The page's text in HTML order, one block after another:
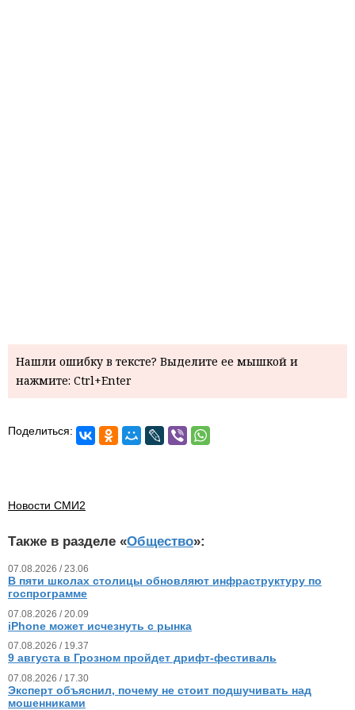
Нашли ошибку в тексте? Выделите ее мышкой и
нажмите: Ctrl+Enter
Поделиться:
Новости СМИ2
Также в разделе «Общество»:
07.08.2026 / 23.06
В пяти школах столицы обновляют инфраструктуру по
госпрограмме
07.08.2026 / 20.09
iPhone может исчезнуть с рынка
07.08.2026 / 19.37
9 августа в Грозном пройдет дрифт-фестиваль
07.08.2026 / 17.30
Эксперт объяснил, почему не стоит подшучивать над
мошенниками